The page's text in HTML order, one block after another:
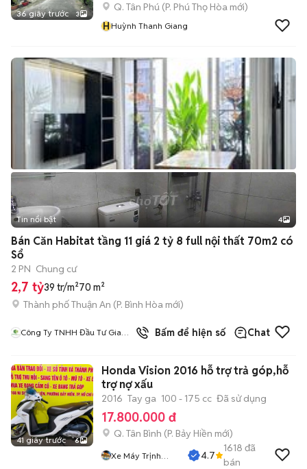
36 giây trước 3
Q. Tân Phú (P. Phú Thọ Hòa mới)
HHuỳnh Thanh Giang
Tin nổi bật 4
Bán Căn Habitat tầng 11 giá 2 tỷ 8 full nội thất 70m2 có
Sổ
2 PN Chung cư
2,7 tỷ39 tr/m²70 m²
Thành phố Thuận An (P. Bình Hòa mới)
Công Ty TNHH Đầu Tư Gia
Bấm để hiện số Chat
41 giây trước 6
Honda Vision 2016 hỗ trợ trả góp,hỗ
trợ nợ xấu
2016 Tay ga 100 - 175 cc Đã sử dụng
17.800.000 đ
Q. Tân Bình (P. Bảy Hiền mới)
Xe Máy Trịnh
4.7
1618 đã
bán